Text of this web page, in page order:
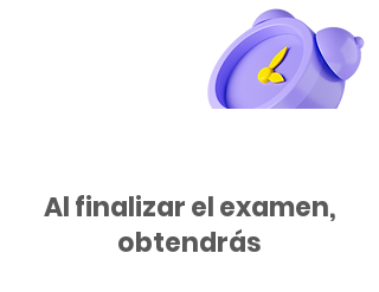
Al finalizar el examen,
obtendrás